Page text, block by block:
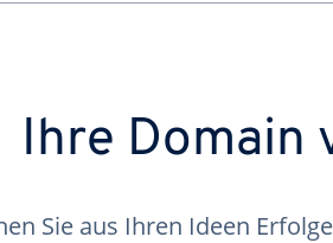
Ihre Domain
Sie aus Ihren Ideen